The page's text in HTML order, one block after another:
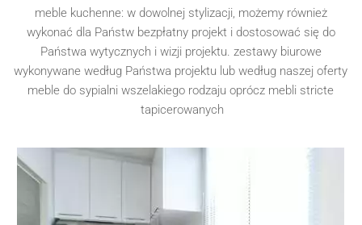
meble kuchenne: w dowolnej stylizacji, możemy również
wykonać dla Państw bezpłatny projekt i dostosować się do
Państwa wytycznych i wizji projektu. zestawy biurowe
wykonywane według Państwa projektu lub według naszej oferty
meble do sypialni wszelakiego rodzaju oprócz mebli stricte
tapicerowanych